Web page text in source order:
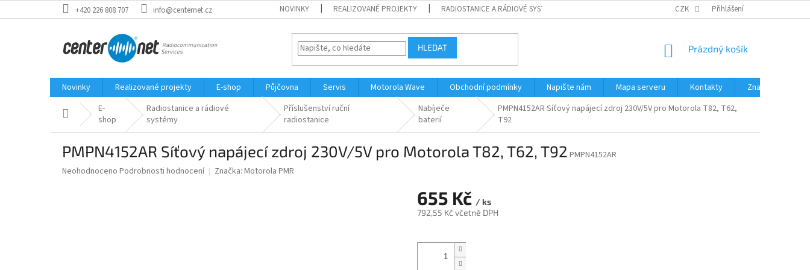
na
+420 226 808 707 info@centernet.cz NOVINKY REALIZOVANÉ PROJEKTY RADIOSTANICE A RÁDIOVÉ SYSTÉMY PŘÍSLUŠENSTVÍ RUČNÍ RADIOSTANICE PŮJČOVNA
CZK Přihlášení
HLEDAT
NÁKUPNÍ
Prázdný košík
Novinky Realizované projekty E-shop Půjčovna Servis Motorola Wave Obchodní podmínky Napište nám Mapa serveru Kontakty Značky
Domů E-
shop
Radiostanice a rádiové
systémy
Příslušenství ruční
radiostanice
Nabíječe
baterií
PMPN4152AR Síťový napájecí zdroj 230V/5V pro Motorola T82, T62,
T92
PMPN4152AR Síťový napájecí zdroj 230V/5V pro Motorola T82, T62, T92 PMPN4152AR
Průměrné
Neohodnoceno Podrobnosti hodnocení Značka: Motorola PMR
655 Kč / ks
792,55 Kč včetně DPH
cena: